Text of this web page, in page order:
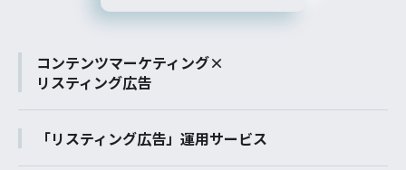
コンテンツマーケティング×
リスティング広告
「リスティング広告」運用サービス